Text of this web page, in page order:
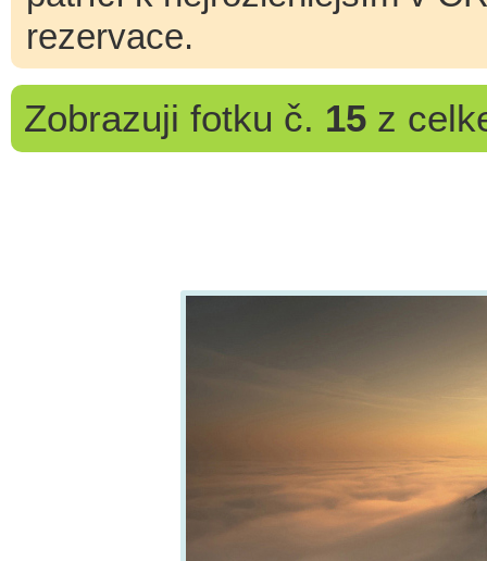
rezervace.
Zobrazuji fotku č. 15z